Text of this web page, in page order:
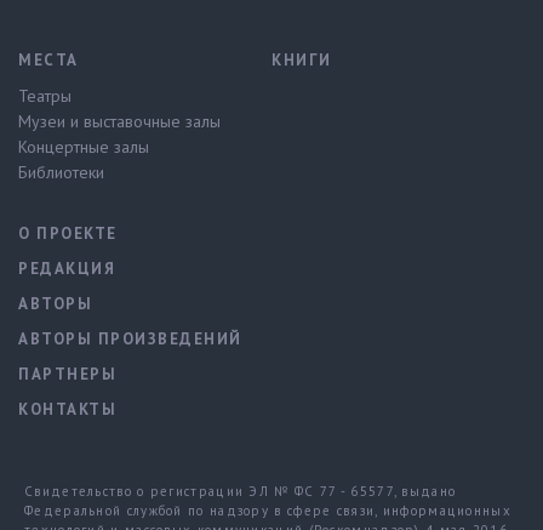
МЕСТА
Театры
Музеи и выставочные залы
Концертные залы
Библиотеки
КНИГИ
О ПРОЕКТЕ
РЕДАКЦИЯ
АВТОРЫ
АВТОРЫ ПРОИЗВЕДЕНИЙ
ПАРТНЕРЫ
КОНТАКТЫ
Свидетельство о регистрации ЭЛ № ФС 77 - 65577, выдано
Федеральной службой по надзору в сфере связи, информационных